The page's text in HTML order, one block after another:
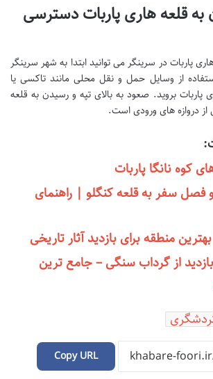
به قلعه هاری پاربات دسترسی
پاربات در سرینگر می توانید ابتدا به شهر سرینگر
از وسایل حمل و نقل محلی مانند تاکسی یا
پاربات بروید. صعود به بالای تپه و رسیدن به قلعه
از دروازه های ورودی است.
کوه نانگا پاربات
فصل سفر به قلعه کنگلو | راهنمای
منطقه برای بازدید آثار تاریخی
از گرداب سنگی – جامع ترین
Copy URL